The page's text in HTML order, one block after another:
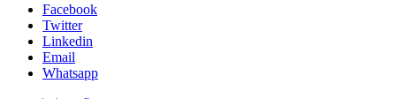
Facebook
Twitter
Linkedin
Email
Whatsapp